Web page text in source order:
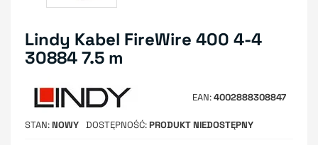
Lindy Kabel FireWire 400 4-4
30884 7.5 m
EAN 4002888308847
STAN NOWY DOSTĘPNOŚĆ PRODUKT NIEDOSTĘPNY